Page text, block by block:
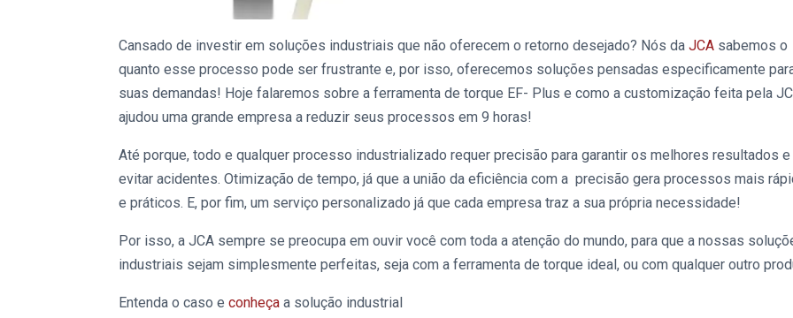
Cansado de investir em soluções industriaisque não oferecem o retorno desejado? Nós daJCA sabemos o
quanto esse processo pode ser frustrante e, por isso, oferecemos soluções pensadas especificamente
suas demandas! Hoje falaremos sobre aferramenta de torque EF- Plus e como a customização feita pela
ajudou uma grande empresa a reduzir seus processos em 9 horas!
Até porque, todo e qualquer processo industrializado requer precisão para garantir os melhores resultados e
evitar acidentes. Otimização de tempo, já que a união da eficiência com a precisão gera processos mais
e práticos. E, por fim, um serviço personalizado já que cada empresa traz a sua própria necessidade!
Por isso, a JCA sempre se preocupa em ouvir você com toda a atenção do mundo, para que a nossas
industriais sejam simplesmente perfeitas, seja com aferramenta de torque ideal, ou com qualquer outro
Entenda o caso econheça a solução industrial